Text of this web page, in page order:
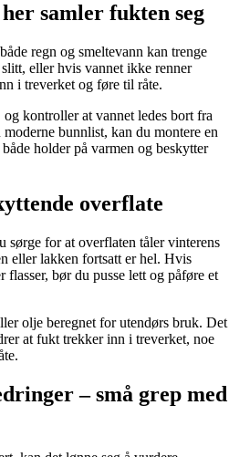
samler fukten seg
regn og smeltevann kan trenge
eller hvis vannet ikke renner
i treverket og føre til råte.
kontroller at vannet ledes bort fra
bunnlist, kan du montere en
holder på varmen og beskytter
overflate
sørge for at overflaten tåler vinterens
eller lakken fortsatt er hel. Hvis
bør du pusse lett og påføre et
olje beregnet for utendørs bruk. Det
at fukt trekker inn i treverket, noe
– små grep med